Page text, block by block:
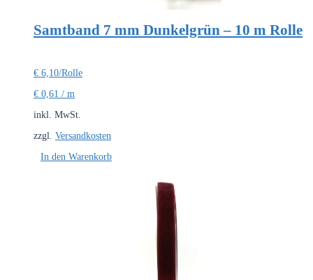
Samtband 7 mm Dunkelgrün – 10 m Rolle
€ 6,10/Rolle
€ 0,61 / m
inkl. MwSt.
zzgl. Versandkosten
In den Warenkorb